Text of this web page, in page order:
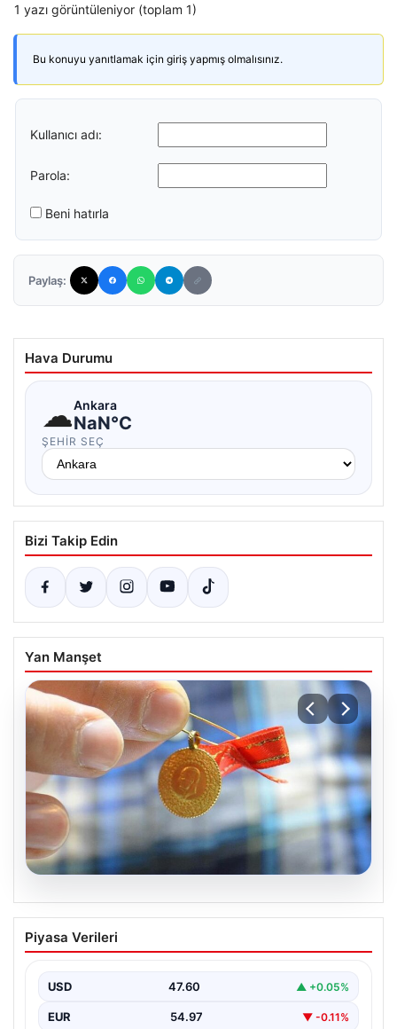
1 yazı görüntüleniyor (toplam 1)
Bu konuyu yanıtlamak için giriş yapmış olmalısınız.
Kullanıcı adı:
Parola:
Beni hatırla
Paylaş:
Hava Durumu
☁Ankara
NaN°C
ŞEHIR SEÇ
Bizi Takip Edin
Yan Manşet
05.08.2026
Altın fiyatları canlı 8 Nisan 2026: Altın
fiyatları ne kadar oldu? Gram, çeyrek,
fiyatları
Piyasa Verileri
USD 47.60 ▲ +0.05%
EUR 54.97 ▼ -0.11%